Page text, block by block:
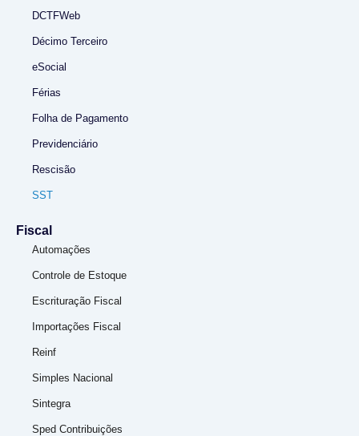
DCTFWeb
Décimo Terceiro
eSocial
Férias
Folha de Pagamento
Previdenciário
Rescisão
SST
Fiscal
Automações
Controle de Estoque
Escrituração Fiscal
Importações Fiscal
Reinf
Simples Nacional
Sintegra
Sped Contribuições